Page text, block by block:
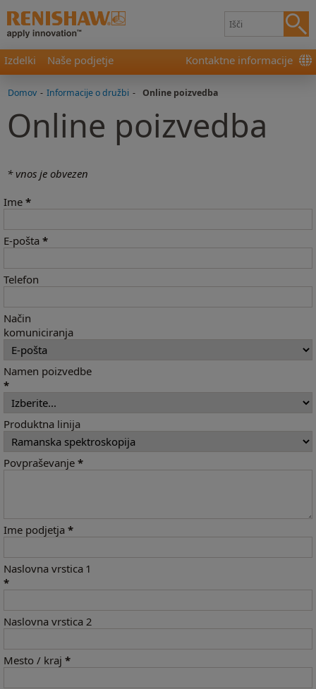
Izdelki Naše podjetje Kontaktne informacije
Domov - Informacije o družbi - Online poizvedba
Online poizvedba
* vnos je obvezen
Ime *
E-pošta *
Telefon
Način
komuniciranja
Namen poizvedbe
*
Produktna linija
Povpraševanje *
Ime podjetja *
Naslovna vrstica 1
*
Naslovna vrstica 2
Mesto / kraj *